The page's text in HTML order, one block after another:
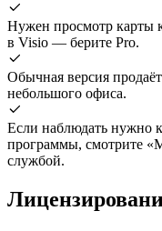
Нужен просмотр карты
в Visio — берите Pro.
Обычная версия
небольшого офиса.
Если наблюдать нужно
программы, смотрите
службой.